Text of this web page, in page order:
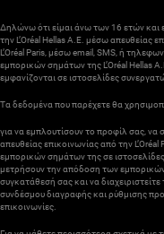
Δηλώνω ότι είμαι άνω των 16 ετών
την L’Oréal Hellas A.E. μέσω απευθείας
L’Oréal Paris, μέσω email, SMS, ή
εμπορικών σημάτων της L’Oréal Hellas
εμφανίζονται σε ιστοσελίδες
Τα δεδομένα που παρέχετε θα
για να εμπλουτίσουν το προφίλ σας,
απευθείας επικοινωνίας από την
εμπορικών σημάτων της σε
μετρήσουν την απόδοση των
συγκατάθεσή σας και να
συνδέσμου διαγραφής και ρύθμισης
επικοινωνίες.